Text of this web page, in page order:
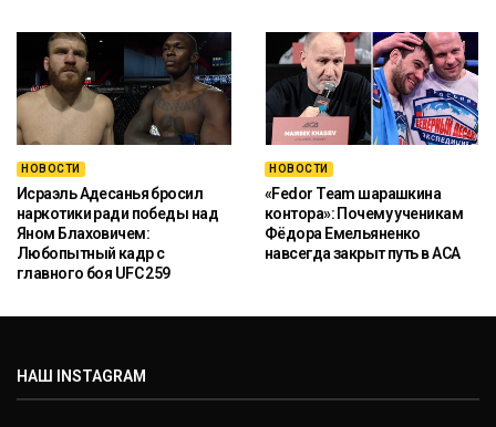
НОВОСТИ
Исраэль Адесанья бросил
наркотики ради победы над
Яном Блаховичем:
Любопытный кадр с
главного боя UFC 259
НОВОСТИ
«Fedor Team шарашкина
контора»: Почему ученикам
Фёдора Емельяненко
навсегда закрыт путь в ACA
НАШ INSTAGRAM